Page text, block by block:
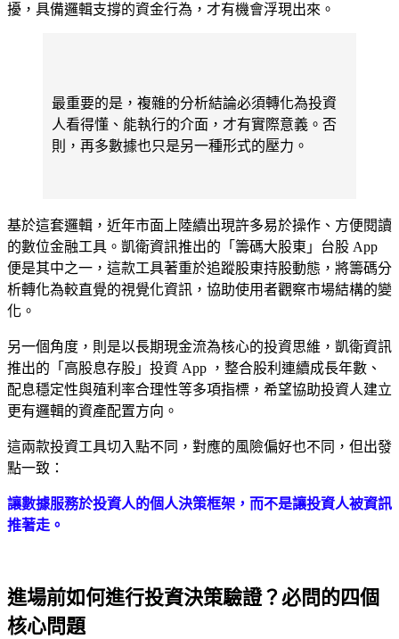
擾，具備邏輯支撐的資金行為，才有機會浮現出來。
最重要的是，複雜的分析結論必須轉化為投資
人看得懂、能執行的介面，才有實際意義。否
則，再多數據也只是另一種形式的壓力。
基於這套邏輯，近年市面上陸續出現許多易於操作、方便閱讀
的數位金融工具。凱衛資訊推出的「籌碼大股東」台股 App
便是其中之一，這款工具著重於追蹤股東持股動態，將籌碼分
析轉化為較直覺的視覺化資訊，協助使用者觀察市場結構的變
化。
另一個角度，則是以長期現金流為核心的投資思維，凱衛資訊
推出的「高股息存股」投資 App ，整合股利連續成長年數、
配息穩定性與殖利率合理性等多項指標，希望協助投資人建立
更有邏輯的資產配置方向。
這兩款投資工具切入點不同，對應的風險偏好也不同，但出發
點一致：
讓數據服務於投資人的個人決策框架，而不是讓投資人被資訊
推著走。
進場前如何進行投資決策驗證？必問的四個
核心問題